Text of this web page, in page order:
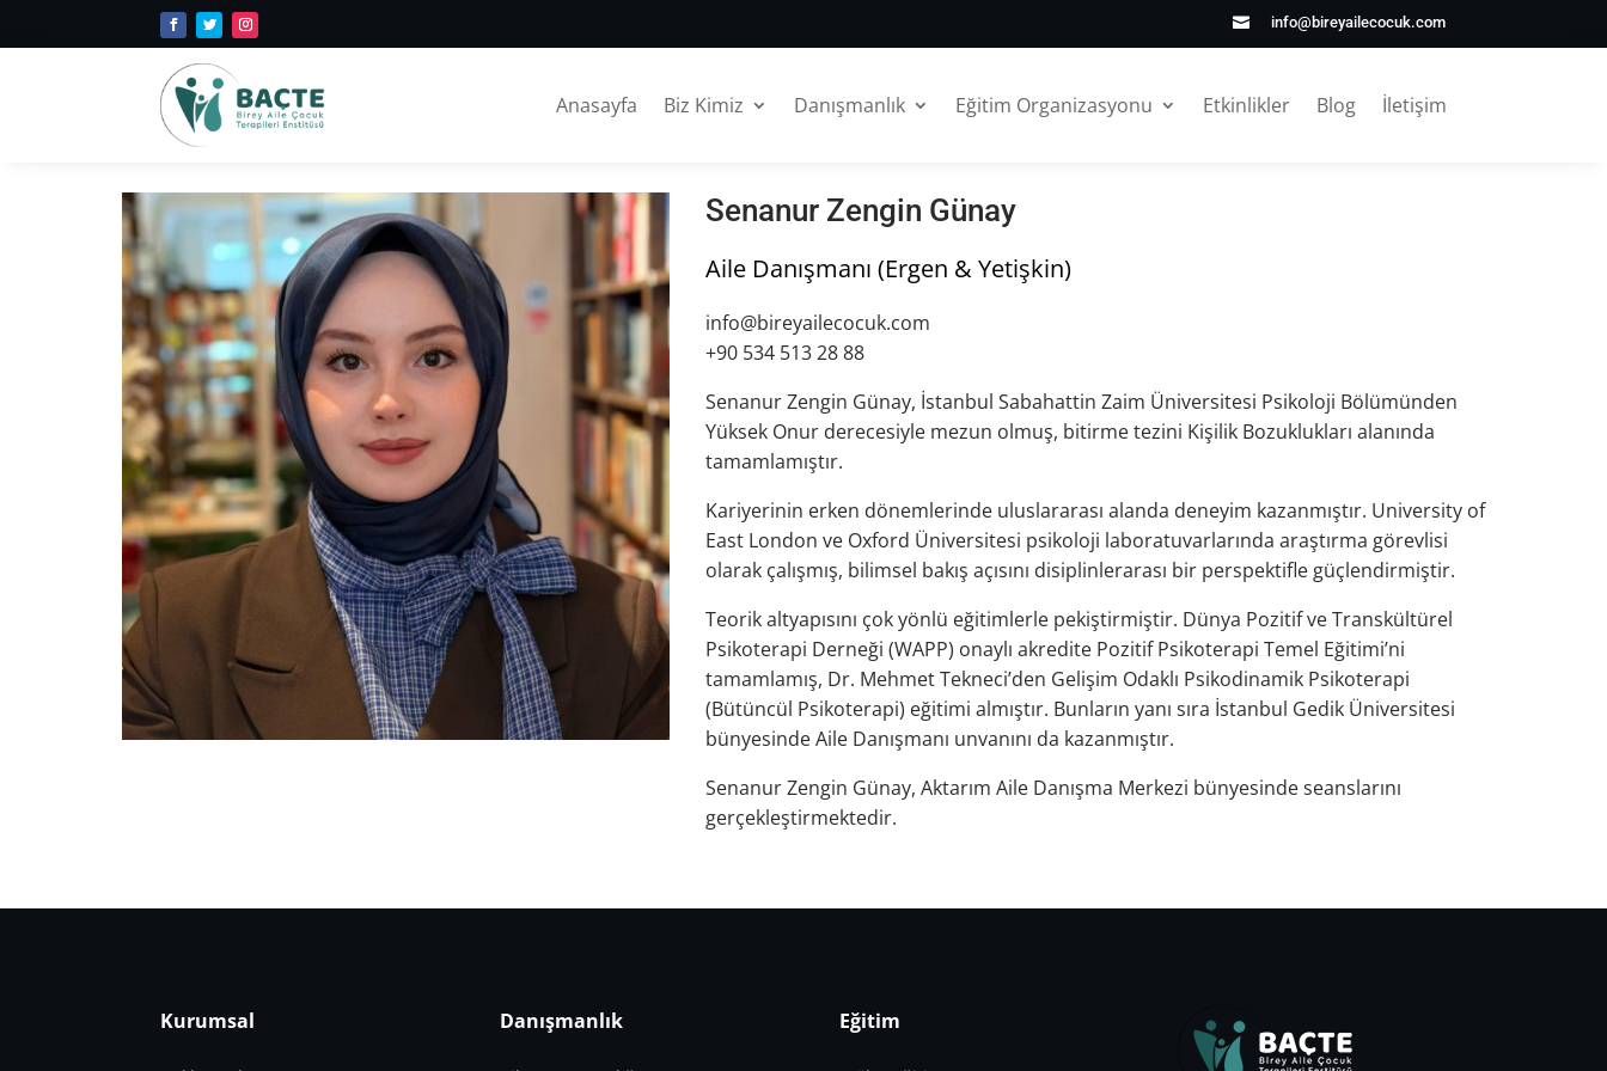
 info@bireyailecocuk.com
Anasayfa Biz Kimiz Danışmanlık Eğitim Organizasyonu Etkinlikler Blog İletişim
Senanur Zengin Günay
Aile Danışmanı (Ergen & Yetişkin)
info@bireyailecocuk.com
+90 534 513 28 88
Senanur Zengin Günay, İstanbul Sabahattin Zaim Üniversitesi Psikoloji Bölümünden
Yüksek Onur derecesiyle mezun olmuş, bitirme tezini Kişilik Bozuklukları alanında
tamamlamıştır.
Kariyerinin erken dönemlerinde uluslararası alanda deneyim kazanmıştır. University of
East London ve Oxford Üniversitesi psikoloji laboratuvarlarında araştırma görevlisi
olarak çalışmış, bilimsel bakış açısını disiplinlerarası bir perspektifle güçlendirmiştir.
Teorik altyapısını çok yönlü eğitimlerle pekiştirmiştir. Dünya Pozitif ve Transkültürel
Psikoterapi Derneği (WAPP) onaylı akredite Pozitif Psikoterapi Temel Eğitimi’ni
tamamlamış, Dr. Mehmet Tekneci’den Gelişim Odaklı Psikodinamik Psikoterapi
(Bütüncül Psikoterapi) eğitimi almıştır. Bunların yanı sıra İstanbul Gedik Üniversitesi
bünyesinde Aile Danışmanı unvanını da kazanmıştır.
Senanur Zengin Günay, Aktarım Aile Danışma Merkezi bünyesinde seanslarını
gerçekleştirmektedir.
Kurumsal Danışmanlık Eğitim